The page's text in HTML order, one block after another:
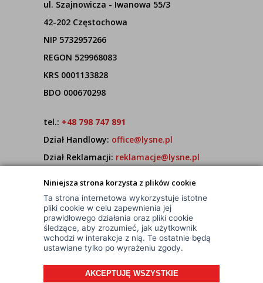
Niniejsza strona korzysta z plików cookie
Ta strona internetowa wykorzystuje istotne
pliki cookie w celu zapewnienia jej
prawidłowego działania oraz pliki cookie
śledzące, aby zrozumieć, jak użytkownik
wchodzi w interakcje z nią. Te ostatnie będą
ustawiane tylko po wyrażeniu zgody.
AKCEPTUJĘ WSZYSTKIE
ul. Szajnowicza - Iwanowa 55/3
42-202 Częstochowa
NIP 5732957266
REGON 529968083
KRS 0001133828
BDO 000670298
tel.: +48 798 747 891
Dział Handlowy: office@lysne.pl
Dział Reklamacji: reklamacje@lysne.pl
7:00 - 15:00
© Wszelkie Prawa Zastrzeżone